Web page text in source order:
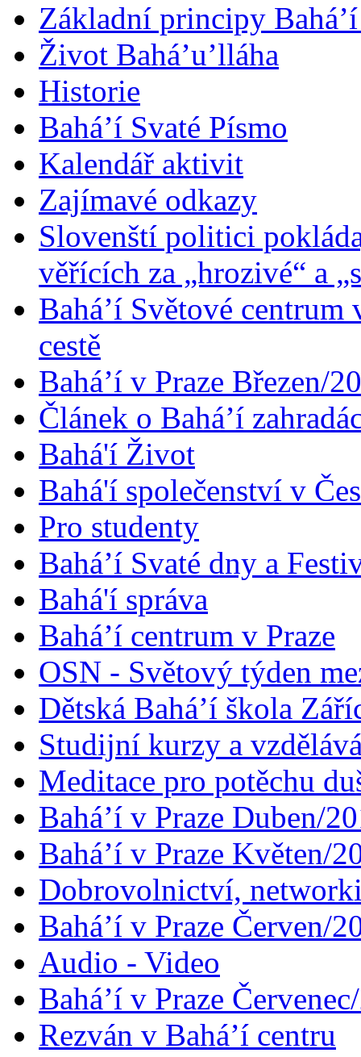
Základní principy
Život Bahá’u’lláha
Historie
Bahá’í Svaté Písmo
Kalendář aktivit
Zajímavé odkazy
Slovenští politici
věřících za „hrozivé“ a
Bahá’í Světové
cestě
Bahá’í v Praze Březen/
Článek o Bahá’í
Bahá'í Život
Bahá'í společenství v
Pro studenty
Bahá’í Svaté dny a
Bahá'í správa
Bahá’í centrum v Praze
OSN - Světový týden
Dětská Bahá’í škola
Studijní kurzy a
Meditace pro potěchu
Bahá’í v Praze Duben/
Bahá’í v Praze Květen/
Dobrovolnictví,
Bahá’í v Praze Červen/
Audio - Video
Bahá’í v Praze
Rezván v Bahá’í centru